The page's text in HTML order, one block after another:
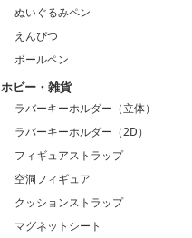
ぬいぐるみペン
えんぴつ
ボールペン
ホビー・雑貨
ラバーキーホルダー（立体）
ラバーキーホルダー（2D）
フィギュアストラップ
空洞フィギュア
クッションストラップ
マグネットシート